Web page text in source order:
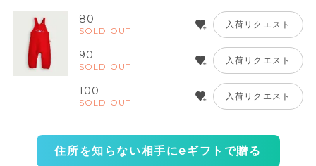
80
SOLD OUT
入荷リクエスト
90
SOLD OUT
入荷リクエスト
100
SOLD OUT
入荷リクエスト
住所を知らない相手にeギフトで贈る